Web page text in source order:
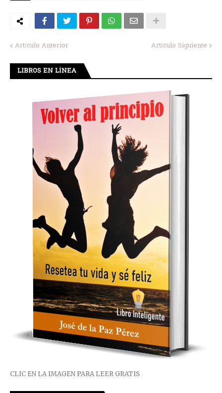
Artículo Anterior Artículo Siguiente
LIBROS EN LÍNEA
CLIC EN LA IMAGEN PARA LEER GRATIS